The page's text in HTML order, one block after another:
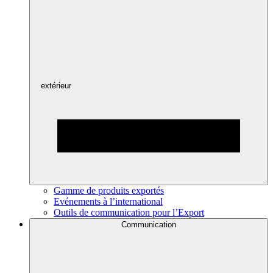
extérieur
Gamme de produits exportés
Evénements à l’international
Outils de communication pour l’Export
Communication